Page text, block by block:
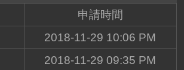
申請時間
2018-11-29 10:06 PM
2018-11-29 09:35 PM